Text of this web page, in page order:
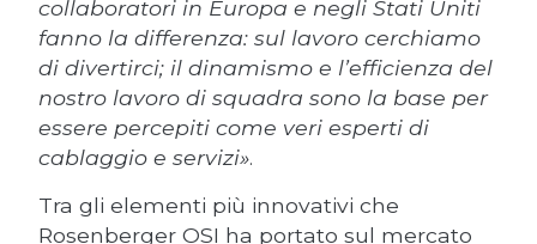
collaboratori in Europa e negli Stati Uniti
fanno la differenza: sul lavoro cerchiamo
di divertirci; il dinamismo e l’efficienza del
nostro lavoro di squadra sono la base per
essere percepiti come veri esperti di
cablaggio e servizi».
Tra gli elementi più innovativi che
Rosenberger OSI ha portato sul mercato